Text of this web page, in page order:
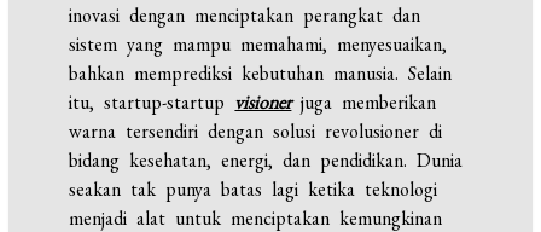
inovasi dengan menciptakan perangkat dan
sistem yang mampu memahami, menyesuaikan,
bahkan memprediksi kebutuhan manusia. Selain
itu, startup-startup visionerjuga memberikan
warna tersendiri dengan solusi revolusioner di
bidang kesehatan, energi, dan pendidikan. Dunia
seakan tak punya batas lagi ketika teknologi
menjadi alat untuk menciptakan kemungkinan